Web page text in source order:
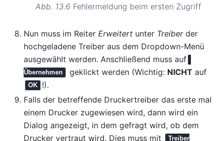
Abb. 13.6 Fehlermeldung beim ersten Zugriff
Nun muss im Reiter Erweitert unter Treiberder
hochgeladene Treiber aus dem Dropdown-Menü
ausgewählt werden. Anschließend muss auf
Übernehmen geklickt werden (Wichtig: NICHT auf
OK
!).
Falls der betreffende Druckertreiber das erste mal
einem Drucker zugewiesen wird, dann wird ein
Dialog angezeigt, in dem gefragt wird, ob dem
Drucker vertraut wird. Dies muss mit
Treiber